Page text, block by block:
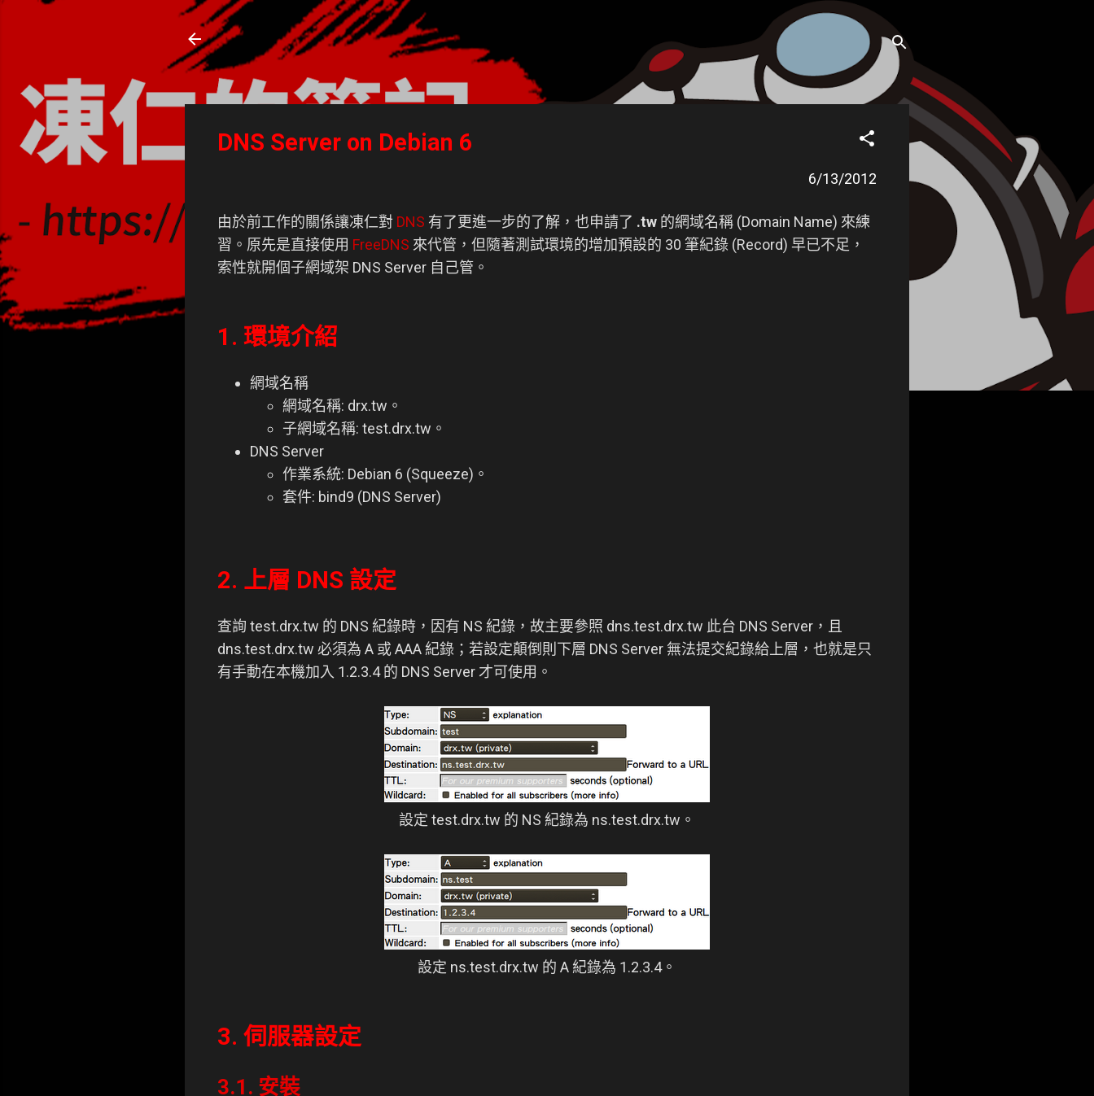
凍仁的筆記
- https://note.drx.tw
DNS Server on Debian 6
6/13/2012
由於前工作的關係讓凍仁對 DNS 有了更進一步的了解，也申請了 .tw 的網域名稱 (Domain Name) 來練
習。原先是直接使用 FreeDNS 來代管，但隨著測試環境的增加預設的 30 筆紀錄 (Record) 早已不足，
索性就開個子網域架 DNS Server 自己管。
1. 環境介紹
網域名稱
網域名稱: drx.tw。
子網域名稱: test.drx.tw。
DNS Server
作業系統: Debian 6 (Squeeze)。
套件: bind9 (DNS Server)
2. 上層 DNS 設定
查詢 test.drx.tw 的 DNS 紀錄時，因有 NS 紀錄，故主要參照 dns.test.drx.tw 此台 DNS Server，且
dns.test.drx.tw 必須為 A 或 AAA 紀錄；若設定顛倒則下層 DNS Server 無法提交紀錄給上層，也就是只
有手動在本機加入 1.2.3.4 的 DNS Server 才可使用。
設定 test.drx.tw 的 NS 紀錄為 ns.test.drx.tw。
設定 ns.test.drx.tw 的 A 紀錄為 1.2.3.4。
3. 伺服器設定
3.1. 安裝